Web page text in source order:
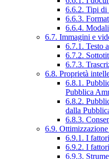
6.6.2. Tipi di
6.6.3.
6.6.4.
6.7. Immagini e
6.7.1. Testo
6.7.2.
6.7.3.
6.8. Proprietà
6.8.1.
Pubblica
6.8.2.
dalla
6.8.3.
6.9.
6.9.1. I fattori
6.9.2. I fattori
6.9.3.